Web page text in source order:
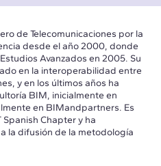
de Telecomunicaciones por la
desde el año 2000, donde
Avanzados en 2005. Su
en la interoperabilidad entre
y en los últimos años ha
BIM, inicialmente en
en BIMandpartners. Es
Chapter y ha
la difusión de la metodología